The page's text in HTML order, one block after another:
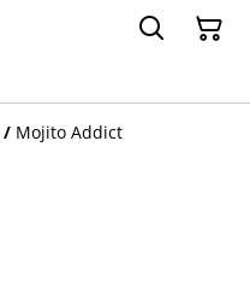
/ Mojito Addict